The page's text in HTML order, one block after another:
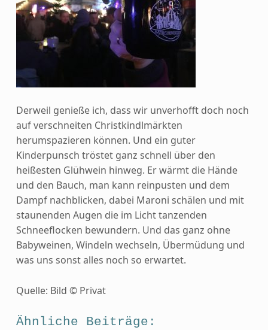
Derweil genieße ich, dass wir unverhofft doch noch
auf verschneiten Christkindlmärkten
herumspazieren können. Und ein guter
Kinderpunsch tröstet ganz schnell über den
heißesten Glühwein hinweg. Er wärmt die Hände
und den Bauch, man kann reinpusten und dem
Dampf nachblicken, dabei Maroni schälen und mit
staunenden Augen die im Licht tanzenden
Schneeflocken bewundern. Und das ganz ohne
Babyweinen, Windeln wechseln, Übermüdung und
was uns sonst alles noch so erwartet.
Quelle: Bild © Privat
Ähnliche Beiträge: